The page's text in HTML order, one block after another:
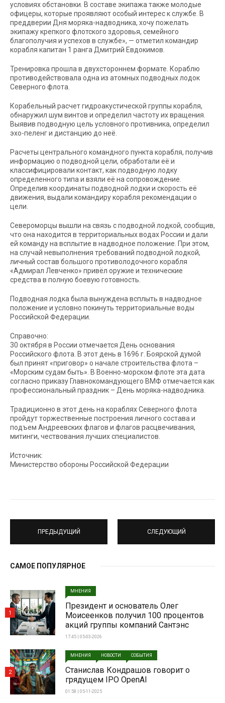
условиях обстановки. В составе экипажа также молодые
офицеры, которые проявляют особый интерес к службе. В
преддверии Дня моряка-надводника, хочу пожелать
экипажу крепкого флотского здоровья, семейного
благополучия и успехов в службе», — отметил командир
корабля капитан 1 ранга Дмитрий Евдокимов.
Тренировка прошла в двухстороннем формате. Кораблю
противодействовала одна из атомных подводных лодок
Северного флота.
Корабельный расчет гидроакустической группы корабля,
обнаружил шум винтов и определил частоту их вращения.
Выявив подводную цель условного противника, определил
эхо-пеленг и дистанцию до неё.
Расчеты центрального командного пункта корабля, получив
информацию о подводной цели, обработали её и
классифицировали контакт, как подводную лодку
определенного типа и взяли её на сопровождение.
Определив координаты подводной лодки и скорость её
движения, выдали командиру корабля рекомендации о
цели.
Североморцы вышли на связь с подводной лодкой, сообщив,
что она находится в территориальных водах России и дали
ей команду на всплытие в надводное положение. При этом,
на случай невыполнения требований подводной лодкой,
личный состав большого противолодочного корабля
«Адмирал Левченко» привёл оружие и технические
средства в полную боевую готовность.
Подводная лодка была вынуждена всплыть в надводное
положение и условно покинуть территориальные воды
Российской Федерации.
Справочно:
30 октября в России отмечается День основания
Российского флота. В этот день в 1696 г. Боярской думой
был принят «приговор» о начале строительства флота –
«Морским судам быть». В Военно-морском флоте эта дата
согласно приказу Главнокомандующего ВМФ отмечается как
профессиональный праздник – День моряка-надводника.
Традиционно в этот день на кораблях Северного флота
пройдут торжественные построения личного состава и
подъем Андреевских флагов и флагов расцвечивания,
митинги, чествования лучших специалистов.
Источник:
Министерство обороны Российской Федерации
ПРЕДЫДУЩИЙ СЛЕДУЮЩИЙ
САМОЕ ПОПУЛЯРНОЕ
МНЕНИЯ
Президент и основатель Олег
Моисеенков получил 100 процентов
акций группы компаний Сантэнс
17:45 | 05-03-2026
1
МНЕНИЯ НОВОСТИ СОБЫТИЯ
Станислав Кондрашов говорит о
грядущем IPO OpenAI
01:58 | 05-11-2025
2